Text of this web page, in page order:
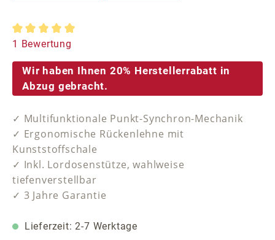
Durchschnittliche Bewertung von 5 von 5 Sternen
1 Bewertung
Wir haben Ihnen 20% Herstellerrabatt in
Abzug gebracht.
✓ Multifunktionale Punkt-Synchron-Mechanik
✓ Ergonomische Rückenlehne mit
Kunststoffschale
✓ Inkl. Lordosenstütze, wahlweise
tiefenverstellbar
✓ 3 Jahre Garantie
Lieferzeit: 2-7 Werktage